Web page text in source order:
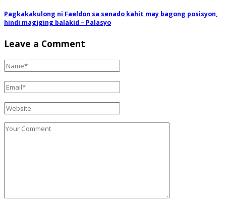
Pagkakakulong ni Faeldon sa senado kahit may bagong posisyon,
hindi magiging balakid – Palasyo
Leave a Comment